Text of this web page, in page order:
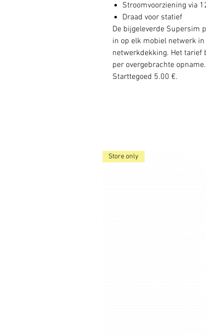
Stroomvoorziening via
Draad voor statief
De bijgeleverde Supersim
in op elk mobiel netwerk in
netwerkdekking. Het tarief
per overgebrachte
Starttegoed 5.00 €.
Store only